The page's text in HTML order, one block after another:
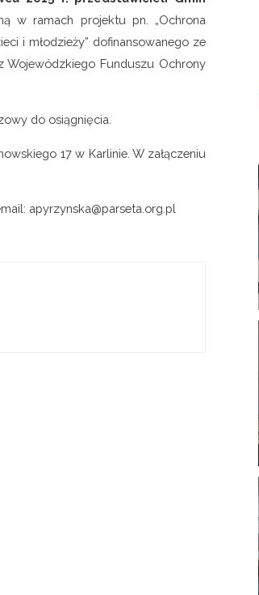
w ramach projektu pn. „Ochrona
i młodzieży” dofinansowanego ze
Wojewódzkiego Funduszu Ochrony
do osiągnięcia.
17 w Karlinie. W załączeniu
apyrzynska@parseta.org.pl